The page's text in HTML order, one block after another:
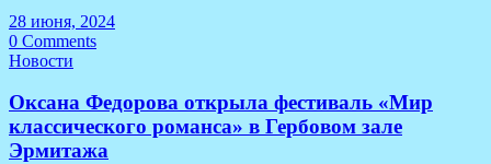
28 июня, 2024
0 Comments
Новости
Оксана Федорова открыла фестиваль «Мир
классического романса» в Гербовом зале
Эрмитажа